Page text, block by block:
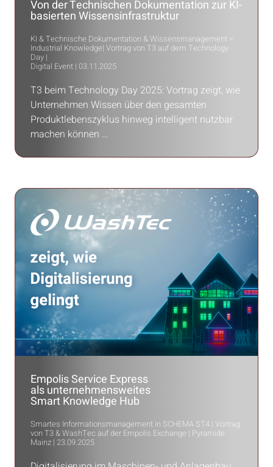
Von der Technischen Dokumentation zur KI-
basierten Wissensinfrastruktur
KI & Technische Dokumentation & Wissensmanagement =
Industrial Knowledge| Vortrag von T3 auf dem Technology
Day |
Digital Event | 03.11.2025
T3 beim Technology Day 2025: Vortrag zeigt, wie
Unternehmen Wissen über den gesamten
Produktlebenszyklus hinweg intelligent nutzbar
machen können …
Empolis Service Express
als unternehmensweites
Smart Knowledge Hub
Smartes Informationsmanagement in SCHEMA ST4 | Vortrag
von T3 & WashTec auf der Empolis Exchange | Pyramide
Mainz | 23.09.2025